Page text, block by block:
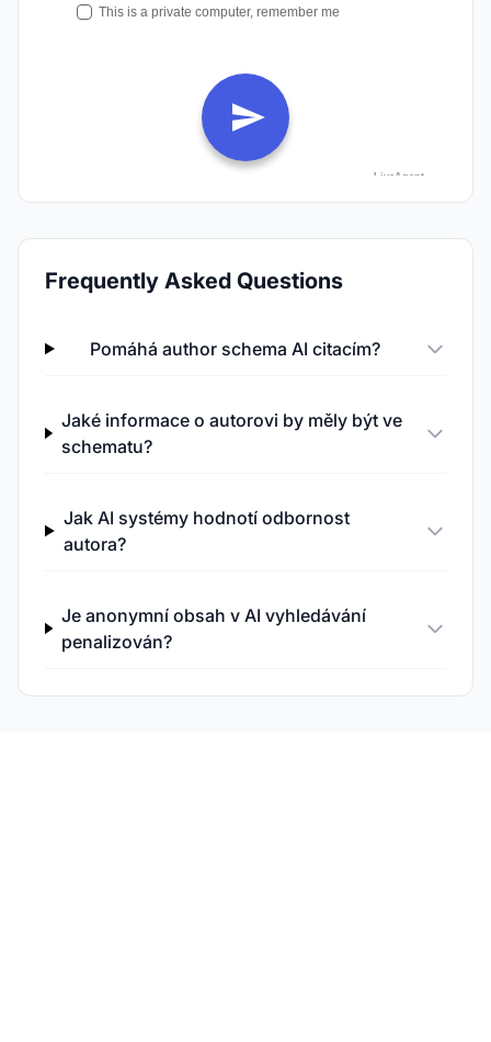
Frequently Asked Questions
Pomáhá author schema AI citacím?
Jaké informace o autorovi by měly být ve
schematu?
Jak AI systémy hodnotí odbornost
autora?
Je anonymní obsah v AI vyhledávání
penalizován?